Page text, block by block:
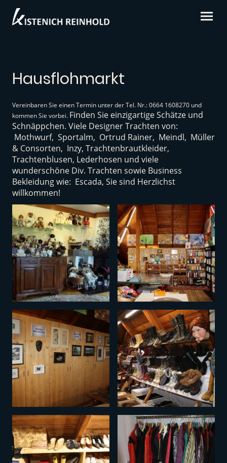
Hausflohmarkt
Vereinbaren Sie einen Termin unter der Tel. Nr.: 0664 1608270 und
kommen Sie vorbei. Finden Sie einzigartige Schätze und
Schnäppchen. Viele Designer Trachten von:
Mothwurf, Sportalm, Ortrud Rainer, Meindl, Müller
& Consorten, Inzy, Trachtenbrautkleider,
Trachtenblusen, Lederhosen und viele
wunderschöne Div. Trachten sowie Business
Bekleidung wie: Escada, Sie sind Herzlichst
willkommen!